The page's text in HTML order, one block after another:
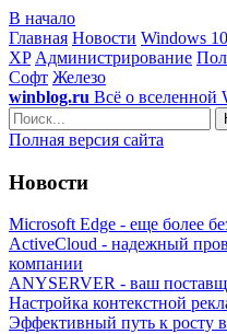
В начало
Главная Новости Windows 10
XP Администрирование
Софт Железо
winblog.ru Всё о вселенной
Полная версия сайта
Новости
Microsoft Edge - еще более
ActiveCloud - надежный
компании
ANYSERVER - ваш
Настройка контекстной
Эффективный путь к росту